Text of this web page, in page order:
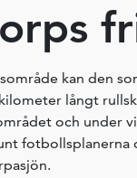
kan den
långt
och under